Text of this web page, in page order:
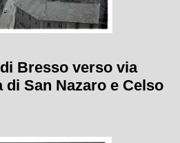
Bresso verso via
di San Nazaro e Celso